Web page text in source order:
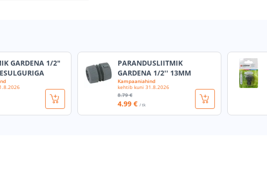
GARDENA 1/2"
PARANDUSLIITMIK
GARDENA 1/2'' 13MM
Kampaaniahind
kehtib kuni 31.8.2026
8.79 €
4.99 € / tk